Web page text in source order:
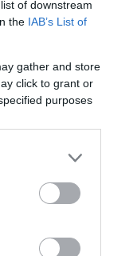
of downstream
the IAB’s List of
gather and store
click to grant or
purposes
της